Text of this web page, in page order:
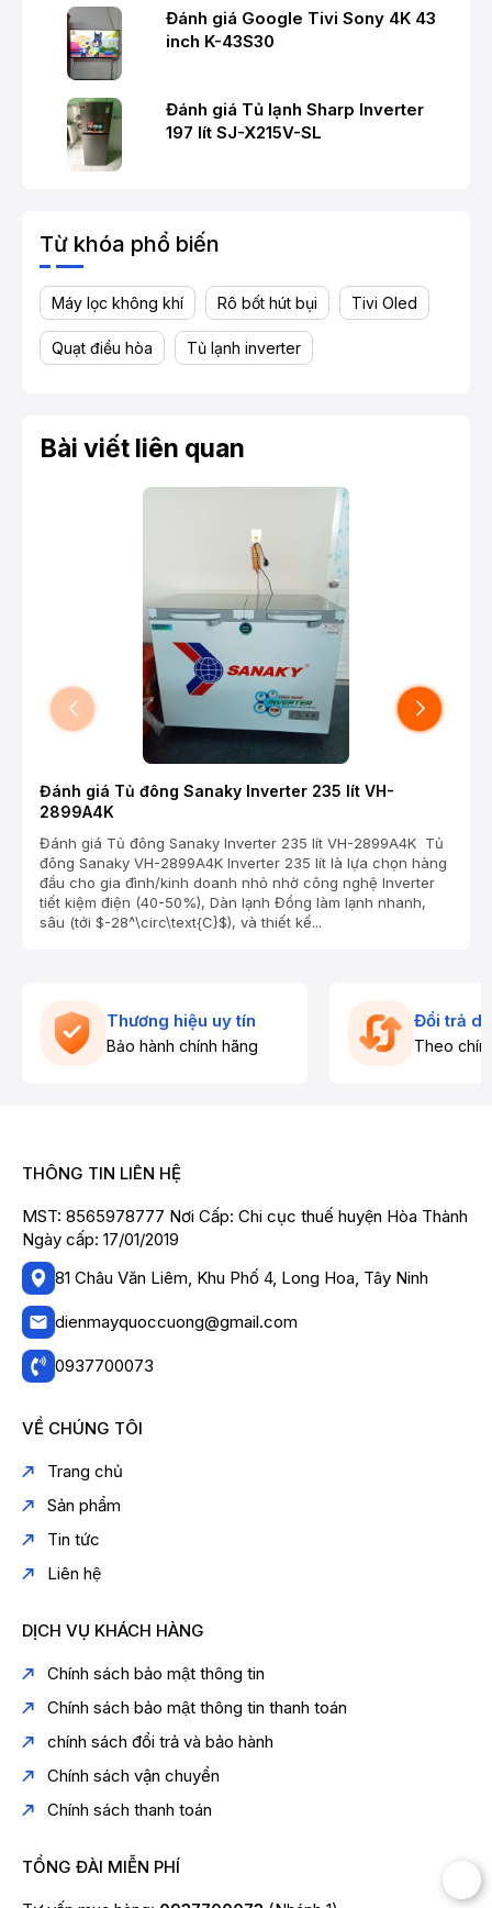
Đánh giá Google Tivi Sony 4K 43
inch K-43S30
Đánh giá Tủ lạnh Sharp Inverter
197 lít SJ-X215V-SL
Từ khóa phổ biến
Máy lọc không khí Rô bốt hút bụi Tivi Oled
Quạt điều hòa Tủ lạnh inverter
Bài viết liên quan
Đánh giá Tủ đông Sanaky Inverter 235 lít VH-
2899A4K
Đánh giá Tủ đông Sanaky Inverter 235 lít VH-2899A4K Tủ
đông Sanaky VH-2899A4K Inverter 235 lít là lựa chọn hàng
đầu cho gia đình/kinh doanh nhỏ nhờ công nghệ Inverter
tiết kiệm điện (40-50%), Dàn lạnh Đồng làm lạnh nhanh,
sâu (tới $-28^\circ\text{C}$), và thiết kế...
Thương hiệu uy tín
Bảo hành chính hãng
Đổi trả
Theo
THÔNG TIN LIÊN HỆ
MST: 8565978777 Nơi Cấp: Chi cục thuế huyện Hòa Thành
Ngày cấp: 17/01/2019
81 Châu Văn Liêm, Khu Phố 4, Long Hoa, Tây Ninh
dienmayquoccuong@gmail.com
0937700073
VỀ CHÚNG TÔI
Trang chủ
Sản phẩm
Tin tức
Liên hệ
DỊCH VỤ KHÁCH HÀNG
Chính sách bảo mật thông tin
Chính sách bảo mật thông tin thanh toán
chính sách đổi trả và bảo hành
Chính sách vận chuyển
Chính sách thanh toán
TỔNG ĐÀI MIỄN PHÍ